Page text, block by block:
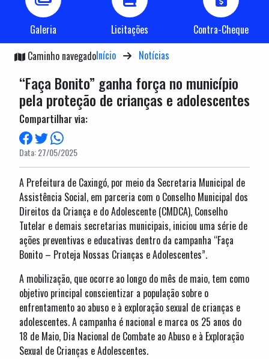
Galeria Licitações
Contra-Cheque
Caminho navegadoInício Notícias
“Faça Bonito” ganha força no município
pela proteção de crianças e adolescentes
Compartilhar via:
Data: 27/05/2025
A Prefeitura de Caxingó, por meio da Secretaria Municipal de
Assistência Social, em parceria com o Conselho Municipal dos
Direitos da Criança e do Adolescente (CMDCA), Conselho
Tutelar e demais secretarias municipais, iniciou uma série de
ações preventivas e educativas dentro da campanha “Faça
Bonito – Proteja Nossas Crianças e Adolescentes”.
A mobilização, que ocorre ao longo do mês de maio, tem como
objetivo principal conscientizar a população sobre o
enfrentamento ao abuso e à exploração sexual de crianças e
adolescentes. A campanha é nacional e marca os 25 anos do
18 de Maio, Dia Nacional de Combate ao Abuso e à Exploração
Sexual de Crianças e Adolescentes.